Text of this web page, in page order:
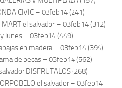
CIVIC – 03feb14 (241)
el salvador – 03feb14 (312)
lunes – 03feb14 (449)
en madera – 03feb14 (394)
de becas – 03feb14 (562)
DISFRUTALOS (268)
el salvador – 03feb14